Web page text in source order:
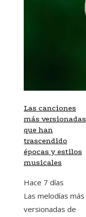
Las canciones
más versionadas
que han
trascendido
épocas y estilos
musicales
Hace 7 días
Las melodías más
versionadas de